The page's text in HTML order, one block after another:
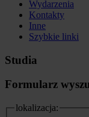
Wydarzenia
Kontakty
Inne
Szybkie linki
Studia
Formularz
lokalizacja: